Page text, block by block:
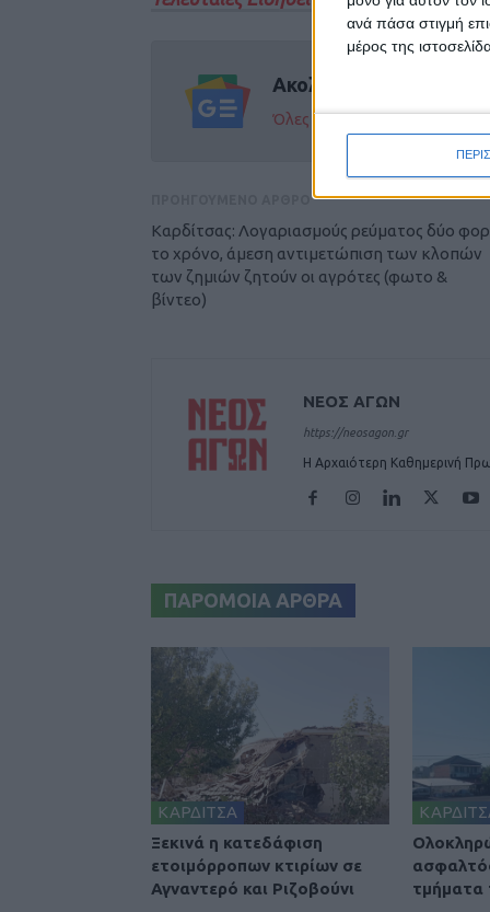
ανά πάσα στιγμή
μέρος της
Ακολούθησε την
Όλες οι εξελίξεις στην
Καρδίτσας: Λογαριασμούς ρεύματος δύο
το χρόνο, άμεση αντιμετώπιση των κλοπών
των ζημιών ζητούν οι αγρότες (φωτο &
βίντεο)
ΝΕΟΣ ΑΓΩΝ
https://neosagon.gr
Η Αρχαιότερη Καθημερινή
ΠΑΡΟΜΟΙΑ ΑΡΘΡΑ
ΚΑΡΔΙΤΣΑ
Ξεκινά η κατεδάφιση
ετοιμόρροπων κτιρίων σε
Αγναντερό και Ριζοβούνι